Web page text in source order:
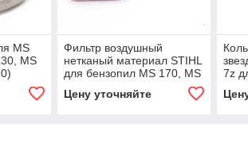
MS
MS
Фильтр воздушный
нетканый материал STIHL
для бензопил MS 170, MS
Цену уточняйте
7z